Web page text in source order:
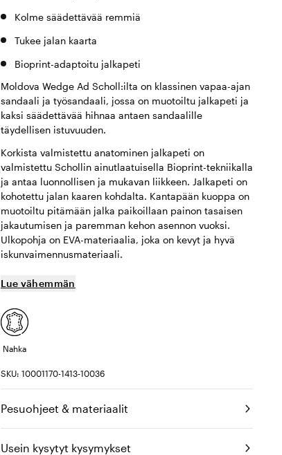
Kolme säädettävää remmiä
Tukee jalan kaarta
Bioprint-adaptoitu jalkapeti
Moldova Wedge Ad Scholl:ilta on klassinen vapaa-ajan
sandaali ja työsandaali, jossa on muotoiltu jalkapeti ja
kaksi säädettävää hihnaa antaen sandaalille
täydellisen istuvuuden.
Korkista valmistettu anatominen jalkapeti on
valmistettu Schollin ainutlaatuisella Bioprint-tekniikalla
ja antaa luonnollisen ja mukavan liikkeen. Jalkapeti on
kohotettu jalan kaaren kohdalta. Kantapään kuoppa on
muotoiltu pitämään jalka paikoillaan painon tasaisen
jakautumisen ja paremman kehon asennon vuoksi.
Ulkopohja on EVA-materiaalia, joka on kevyt ja hyvä
iskunvaimennusmateriaali.
Lue vähemmän
Nahka
SKU: 10001170-1413-10036
Pesuohjeet & materiaalit
Usein kysytyt kysymykset